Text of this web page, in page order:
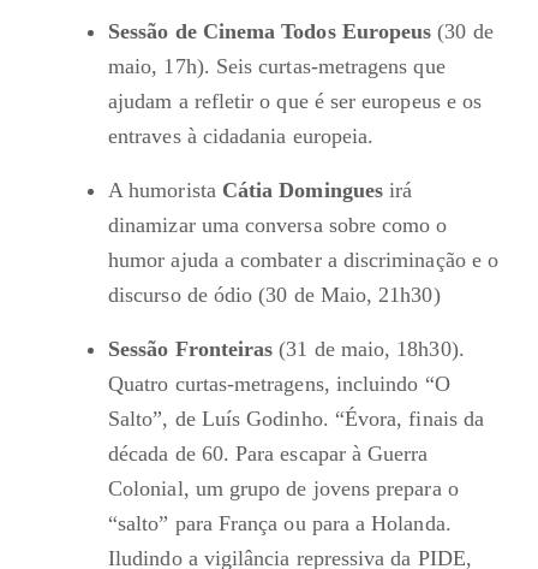
Sessão de Cinema Todos Europeus (30 de
maio, 17h). Seis curtas-metragens que
ajudam a refletir o que é ser europeus e os
entraves à cidadania europeia.
A humorista Cátia Dominguesirá
dinamizar uma conversa sobre como o
humor ajuda a combater a discriminação e o
discurso de ódio (30 de Maio, 21h30)
Sessão Fronteiras (31 de maio, 18h30).
Quatro curtas-metragens, incluindo “O
Salto”, de Luís Godinho. “Évora, finais da
década de 60. Para escapar à Guerra
Colonial, um grupo de jovens prepara o
“salto” para França ou para a Holanda.
Iludindo a vigilância repressiva da PIDE,